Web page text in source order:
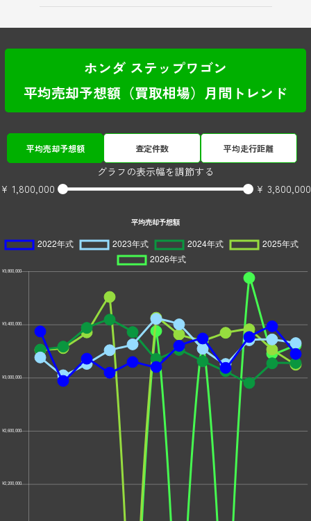
ホンダ ステップワゴン
平均売却予想額（買取相場）月間トレンド
平均売却予想額 査定件数 平均走行距離
グラフの表示幅を調節する
¥ 1,800,000
¥ 3,800,000